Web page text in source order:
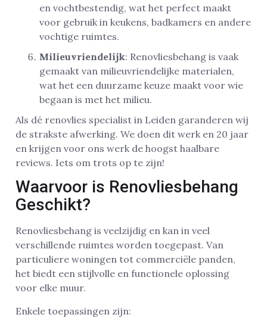
en vochtbestendig, wat het perfect maakt
voor gebruik in keukens, badkamers en andere
vochtige ruimtes.
Milieuvriendelijk: Renovliesbehang is vaak
gemaakt van milieuvriendelijke materialen,
wat het een duurzame keuze maakt voor wie
begaan is met het milieu.
Als dé renovlies specialist in Leiden garanderen wij
de strakste afwerking. We doen dit werk en 20 jaar
en krijgen voor ons werk de hoogst haalbare
reviews. Iets om trots op te zijn!
Waarvoor is Renovliesbehang
Geschikt?
Renovliesbehang is veelzijdig en kan in veel
verschillende ruimtes worden toegepast. Van
particuliere woningen tot commerciële panden,
het biedt een stijlvolle en functionele oplossing
voor elke muur.
Enkele toepassingen zijn: